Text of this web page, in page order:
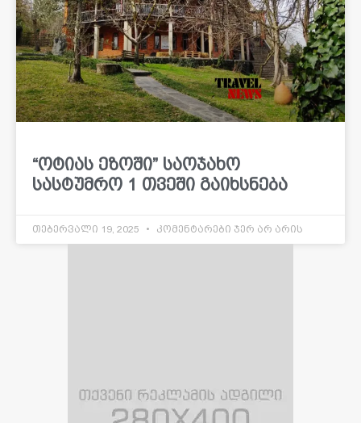
“ოტიას ეზოში” საოჯახო
სასტუმრო 1 თვეში გაიხსნება
თებერვალი 19, 2025 კომენტარები ჯერ არ არის